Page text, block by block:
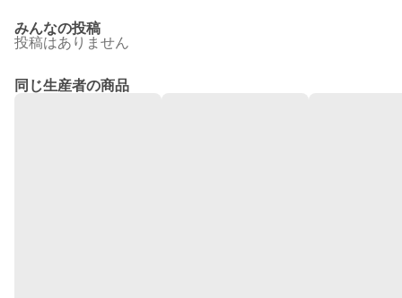
みんなの投稿
投稿はありません
同じ生産者の商品